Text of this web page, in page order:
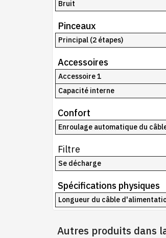
Bruit
Pinceaux
Principal (2 étapes)
Accessoires
Accessoire 1
Capacité interne
Confort
Enroulage automatique du
Filtre
Se décharge
Spécifications physiques
Longueur du câble
Autres produits dans